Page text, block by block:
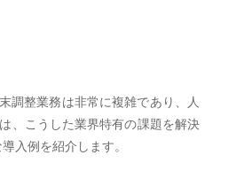
調整業務は非常に複雑であり、人
、こうした業界特有の課題を解決
入例を紹介します。